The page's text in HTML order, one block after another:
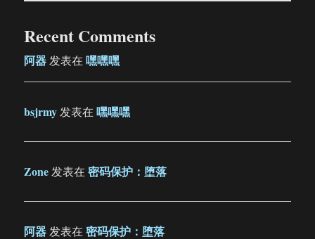
Recent Comments
阿器发表在嘿嘿嘿
bsjrmy发表在嘿嘿嘿
Zone发表在密码保护：堕落
阿器发表在密码保护：堕落